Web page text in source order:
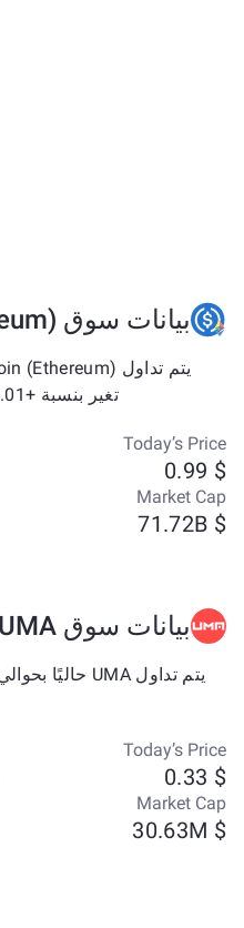
بيانات سوق USD Coin (Ethereum)
تغير بنسبة +0.01% خلال الأيام السبعة الماضية.
Today’s Price
$ 0.99
Market Cap
$ 71.72B
بيانات سوق UMA
Today’s Price
$ 0.33
Market Cap
$ 30.63M